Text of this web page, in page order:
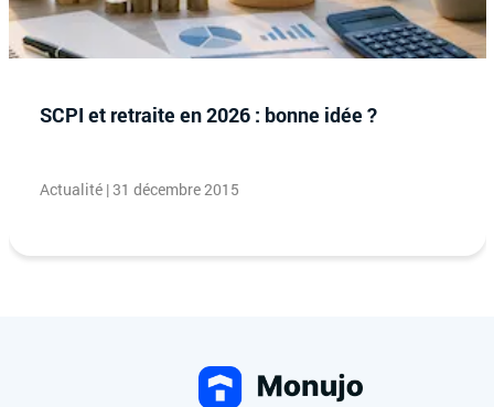
SCPI et retraite en 2026 : bonne idée ?
Actualité | 31 décembre 2015